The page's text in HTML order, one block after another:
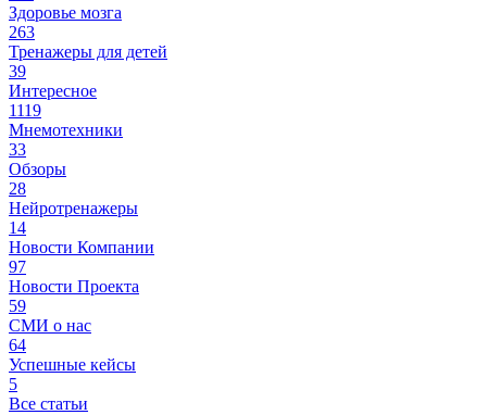
Здоровье мозга
263
Тренажеры для детей
39
Интересное
1119
Мнемотехники
33
Обзоры
28
Нейротренажеры
14
Новости Компании
97
Новости Проекта
59
СМИ о нас
64
Успешные кейсы
5
Все статьи